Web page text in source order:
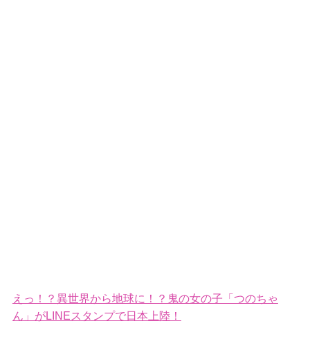
えっ！？異世界から地球に！？鬼の女の子「つのちゃ
ん」がLINEスタンプで日本上陸！